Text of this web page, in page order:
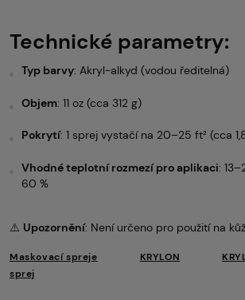
Technické parametry:
Typ barvy: Akryl-alkyd (vodou ředitelná)
Objem: 11 oz (cca 312 g)
Pokrytí: 1 sprej vystačí na 20–25 ft² (cca
Vhodné teplotní rozmezí pro aplikaci:
60 %
⚠️ Upozornění: Není určeno pro použití na
Maskovací spreje KRYLON
sprej